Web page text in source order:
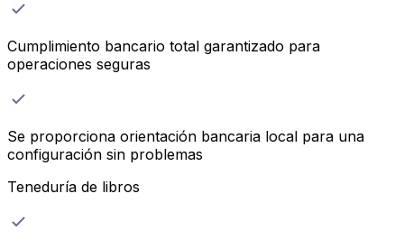
Cumplimiento bancario total garantizado para
operaciones seguras
Se proporciona orientación bancaria local para una
configuración sin problemas
Teneduría de libros